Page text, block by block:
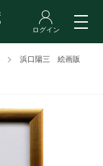
浜口陽三 絵画販